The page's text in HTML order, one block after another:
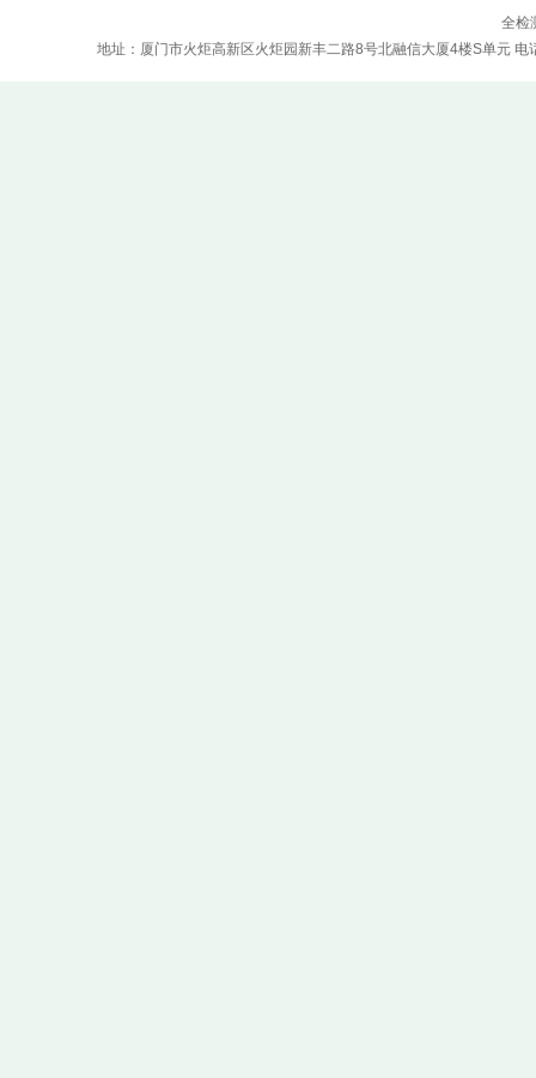
全检
地址：厦门市火炬高新区火炬园新丰二路8号北融信大厦4楼S单元